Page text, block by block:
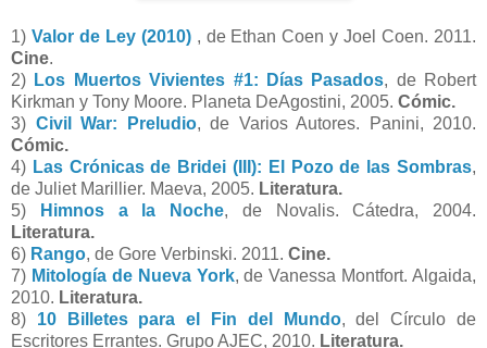
1) Valor de Ley (2010), de Ethan Coen y Joel Coen. 2011.
Cine.
2) Los Muertos Vivientes #1: Días Pasados, de Robert
Kirkman y Tony Moore. Planeta DeAgostini, 2005. Cómic.
3) Civil War: Preludio, de Varios Autores. Panini, 2010.
Cómic.
4) Las Crónicas de Bridei (III): El Pozo de las Sombras,
de Juliet Marillier. Maeva, 2005. Literatura.
5)
Himnos a la Noche, de Novalis. Cátedra, 2004.
Literatura.
6) Rango, de Gore Verbinski. 2011. Cine.
7) Mitología de Nueva York, de Vanessa Montfort. Algaida,
2010. Literatura.
8) 10 Billetes para el Fin del Mundo, del Círculo de
Escritores Errantes. Grupo AJEC, 2010. Literatura.